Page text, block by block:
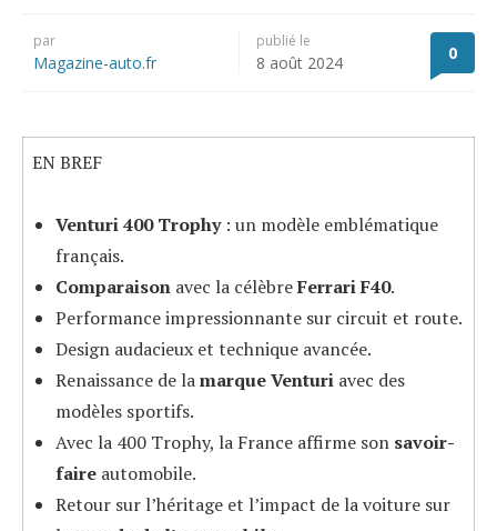
par
Magazine-auto.fr
publié le
8 août 2024 0
EN BREF
Venturi 400 Trophy: un modèle emblématique
français.
Comparaisonavec la célèbreFerrari F40.
Performance impressionnante sur circuit et route.
Design audacieux et technique avancée.
Renaissance de lamarque Venturiavec des
modèles sportifs.
Avec la 400 Trophy, la France affirme son savoir-
faireautomobile.
Retour sur l’héritage et l’impact de la voiture sur